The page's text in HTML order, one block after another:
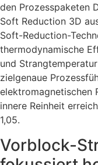
den Prozesspaketen
Soft Reduction 3D
Soft-Reduction-
thermodynamische
und
zielgenaue
elektromagnetischen
innere Reinheit
1,05.
Vorblock-